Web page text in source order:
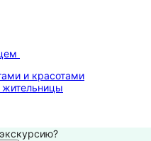
и красотами